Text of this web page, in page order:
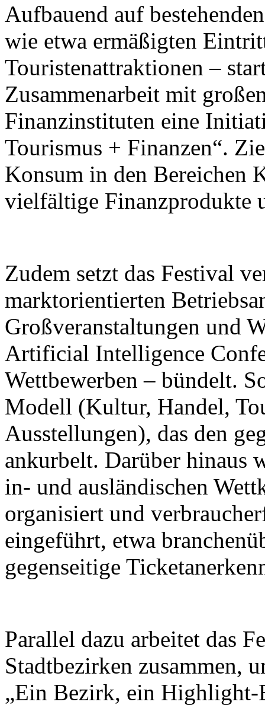
Aufbauend auf
wie etwa ermäßigten
Touristenattraktionen –
Zusammenarbeit mit
Finanzinstituten eine
Tourismus + Finanzen“.
Konsum in den Bereichen
vielfältige Finanzprodukte
Zudem setzt das Festival
marktorientierten
Großveranstaltungen und
Artificial Intelligence
Wettbewerben – bündelt.
Modell (Kultur, Handel,
Ausstellungen), das den
ankurbelt. Darüber hinaus
in- und ausländischen
organisiert und
eingeführt, etwa
gegenseitige
Parallel dazu arbeitet das
Stadtbezirken zusammen,
„Ein Bezirk, ein Highlight-